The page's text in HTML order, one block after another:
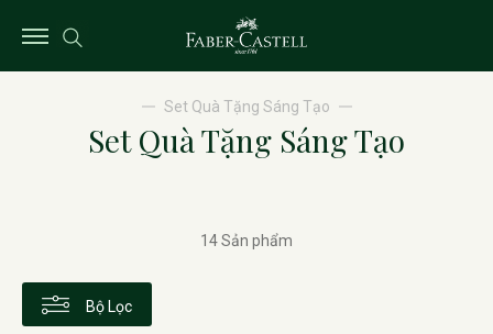
Set Quà Tặng Sáng Tạo
Set Quà Tặng Sáng Tạo
Bộ Lọc
14 Sản phẩm